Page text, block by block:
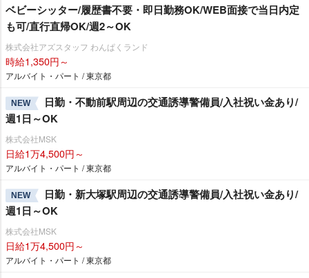
ベビーシッター/履歴書不要・即日勤務OK/WEB面接で当日内定
も可/直行直帰OK/週2～OK
株式会社アズスタッフ わんぱくランド
時給1,350円～
アルバイト・パート / 東京都
NEW
日勤・不動前駅周辺の交通誘導警備員/入社祝い金あり/
週1日～OK
株式会社MSK
日給1万4,500円～
アルバイト・パート / 東京都
NEW
日勤・新大塚駅周辺の交通誘導警備員/入社祝い金あり/
週1日～OK
株式会社MSK
日給1万4,500円～
アルバイト・パート / 東京都